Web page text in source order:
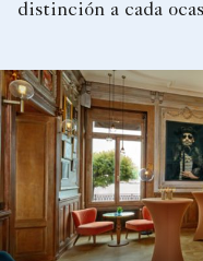
distinción a cada